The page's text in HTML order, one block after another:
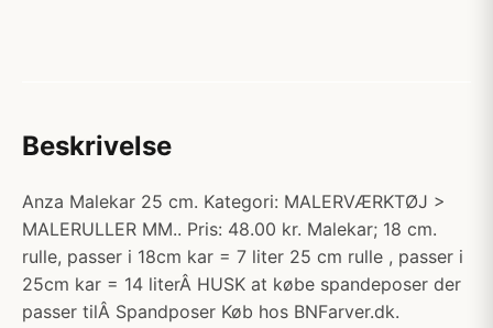
Beskrivelse
Anza Malekar 25 cm. Kategori: MALERVÆRKTØJ >
MALERULLER MM.. Pris: 48.00 kr. Malekar; 18 cm.
rulle, passer i 18cm kar = 7 liter 25 cm rulle , passer i
25cm kar = 14 literÂ HUSK at købe spandeposer der
passer tilÂ Spandposer Køb hos BNFarver.dk.